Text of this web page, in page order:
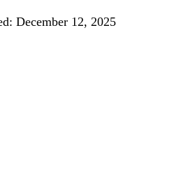
December 12, 2025